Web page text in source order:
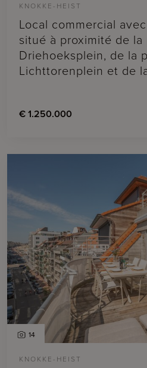
KNOKKE-HEIST
Local commercial
situé à proximité de la
Driehoeksplein, de la
Lichttorenplein et de
€ 1.250.000
14
KNOKKE-HEIST